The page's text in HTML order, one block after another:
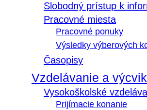
Slobodný prístup k
Pracovné miesta
Pracovné ponuky
Výsledky výberových
Časopisy
Vzdelávanie a výcvik
Vysokoškolské
Prijímacie konanie